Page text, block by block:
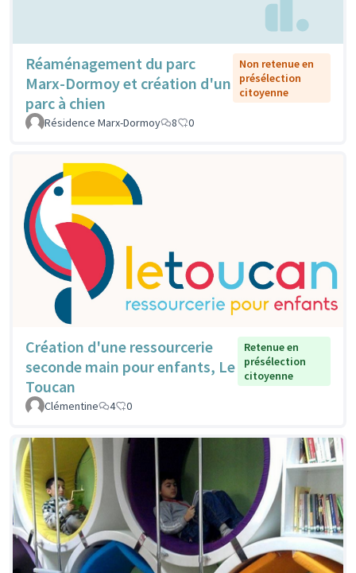
Réaménagement du parc
Marx-Dormoy et création d'un
parc à chien
Non retenue en
présélection
citoyenne
Résidence Marx-Dormoy 8 0
Création d'une ressourcerie
seconde main pour enfants, Le
Toucan
Retenue en
présélection
citoyenne
Clémentine 4 0